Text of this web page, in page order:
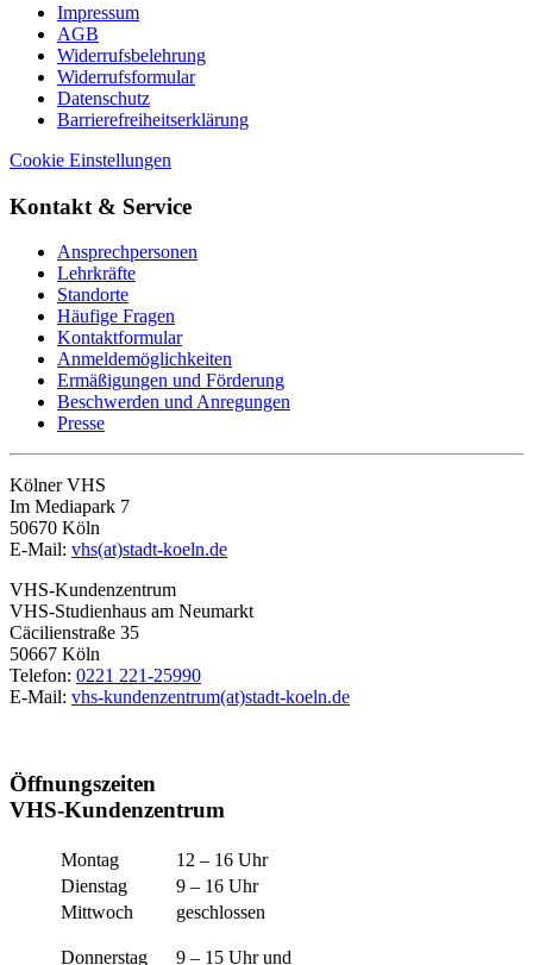
Impressum
AGB
Widerrufsbelehrung
Widerrufsformular
Datenschutz
Barrierefreiheitserklärung
Cookie Einstellungen
Kontakt & Service
Ansprechpersonen
Lehrkräfte
Standorte
Häufige Fragen
Kontaktformular
Anmeldemöglichkeiten
Ermäßigungen und Förderung
Beschwerden und Anregungen
Presse
Kölner VHS
Im Mediapark 7
50670 Köln
E-Mail: vhs(at)stadt-koeln.de
VHS-Kundenzentrum
VHS-Studienhaus am Neumarkt
Cäcilienstraße 35
50667 Köln
Telefon: 0221 221-25990
E-Mail: vhs-kundenzentrum(at)stadt-koeln.de
Öffnungszeiten
VHS-Kundenzentrum
Montag
12 – 16 Uhr
Dienstag
9 – 16 Uhr
Mittwoch
geschlossen
Donnerstag
9 – 15 Uhr und